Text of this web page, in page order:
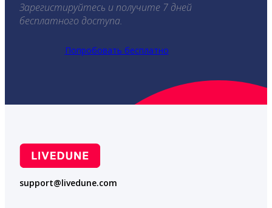
Зарегистируйтесь и получите 7 дней
бесплатного доступа.
Попробовать бесплатно
support@livedune.com